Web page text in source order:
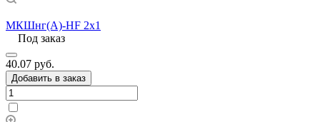
МКШнг(А)-HF 2х1
Под заказ
40.07 руб.
Добавить в заказ